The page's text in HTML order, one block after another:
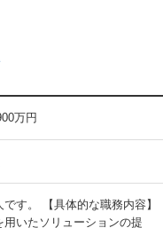
万円
す。 【具体的な職務内容】
いたソリューションの提